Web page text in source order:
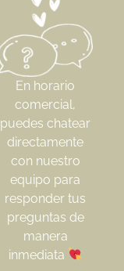
En horario
comercial,
puedes chatear
directamente
con nuestro
equipo para
responder tus
preguntas de
manera
inmediata